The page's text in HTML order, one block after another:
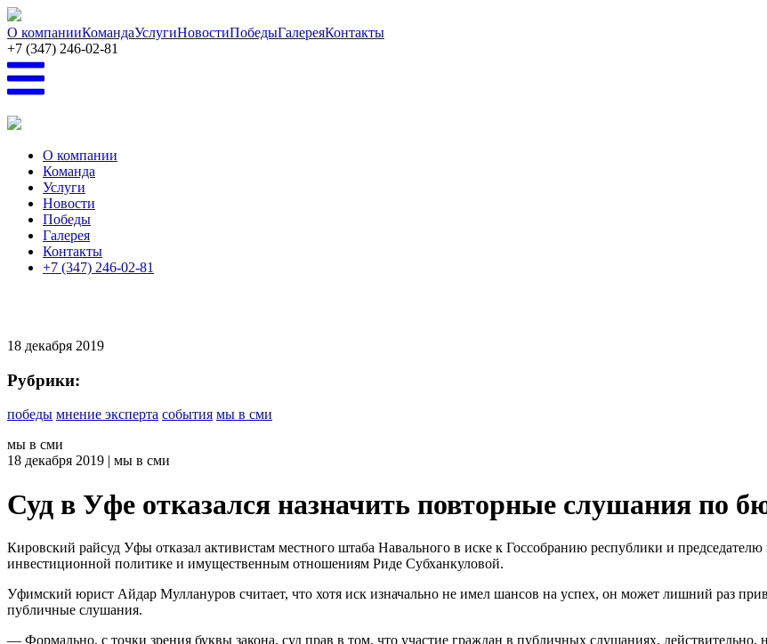
Перейти к основному содержанию
О компанииКомандаУслугиНовостиПобедыГалереяКонтакты
+7 (347) 246-02-81
О компании
Команда
Услуги
Новости
Победы
Галерея
Контакты
+7 (347) 246-02-81
18 декабря 2019
Рубрики:
победы мнение эксперта события мы в сми
мы в сми
18 декабря 2019 | мы в сми
Суд в Уфе отказался назначить повторные слушания по
Кировский райсуд Уфы отказал активистам местного штаба Навального в иске к Госсобранию республики и
инвестиционной политике и имущественным отношениям Риде Субханкуловой.
Уфимский юрист Айдар Муллануров считает, что хотя иск изначально не имел шансов на успех, он может лишний раз
публичные слушания.
— Формально, с точки зрения буквы закона, суд прав в том, что участие граждан в публичных слушаниях, действительно,